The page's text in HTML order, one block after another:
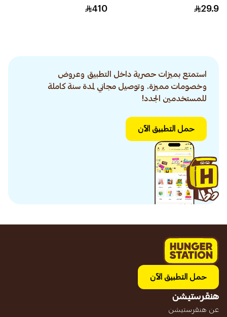
29.9
410
استمتع بميزات حصرية داخل التطبيق وعروض
وخصومات مميزة. وتوصيل مجاني لمدة سنة كاملة
للمستخدمين الجدد!
حمل التطبيق الآن
حمل التطبيق الآن
هنقرستيشن
عن هنقرستيشن